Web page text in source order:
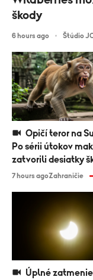
škody
6 hours ago Štúdio
Po sérii útokov
zatvorili desiatky
7 hours agoZahraničie